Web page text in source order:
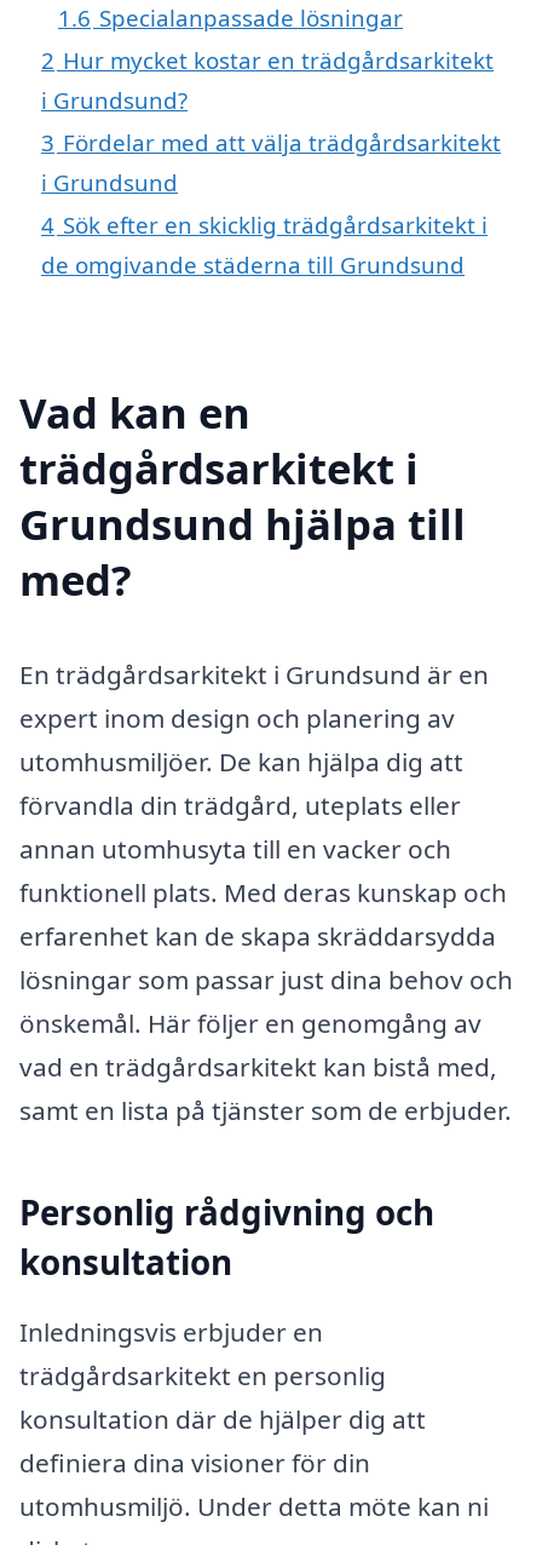
1.6 Specialanpassade lösningar
2 Hur mycket kostar en trädgårdsarkitekt
i Grundsund?
3 Fördelar med att välja trädgårdsarkitekt
i Grundsund
4 Sök efter en skicklig trädgårdsarkitekt i
de omgivande städerna till Grundsund
Vad kan en
trädgårdsarkitekt i
Grundsund hjälpa till
med?
En trädgårdsarkitekt i Grundsund är en
expert inom design och planering av
utomhusmiljöer. De kan hjälpa dig att
förvandla din trädgård, uteplats eller
annan utomhusyta till en vacker och
funktionell plats. Med deras kunskap och
erfarenhet kan de skapa skräddarsydda
lösningar som passar just dina behov och
önskemål. Här följer en genomgång av
vad en trädgårdsarkitekt kan bistå med,
samt en lista på tjänster som de erbjuder.
Personlig rådgivning och
konsultation
Inledningsvis erbjuder en
trädgårdsarkitekt en personlig
konsultation där de hjälper dig att
definiera dina visioner för din
utomhusmiljö. Under detta möte kan ni